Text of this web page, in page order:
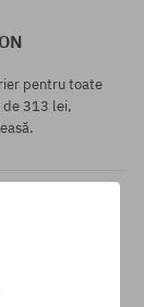
pentru toate
de 313 lei,